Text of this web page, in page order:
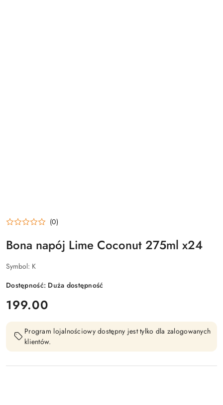
(0)
Bona napój Lime Coconut 275ml x24
Symbol: K
Dostępność: Duża dostępność
cena:
199.00
Program lojalnościowy dostępny jest tylko dla zalogowanych
klientów.